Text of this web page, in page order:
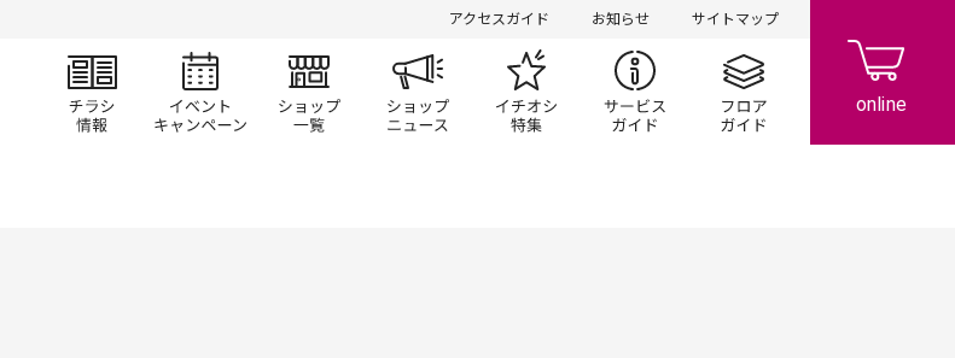
アクセスガイド お知らせ サイトマップ
チラシ情報 イベント/キャンペーン
ショップ一覧 ショップニュースイチオシ特集 サービスガイドフロアガイド